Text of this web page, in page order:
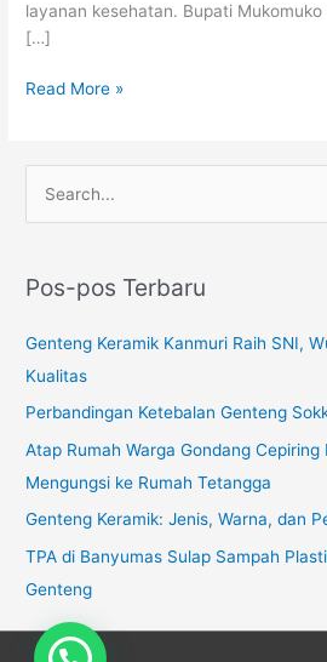
layanan kesehatan. Bupati Mukomuko
[…]
Read More »
i
k
:
Pos-pos Terbaru
Genteng Keramik Kanmuri Raih SNI,
Kualitas
Perbandingan Ketebalan Genteng
Atap Rumah Warga Gondang Cepiring
Mengungsi ke Rumah Tetangga
Genteng Keramik: Jenis, Warna, dan
TPA di Banyumas Sulap Sampah
Genteng